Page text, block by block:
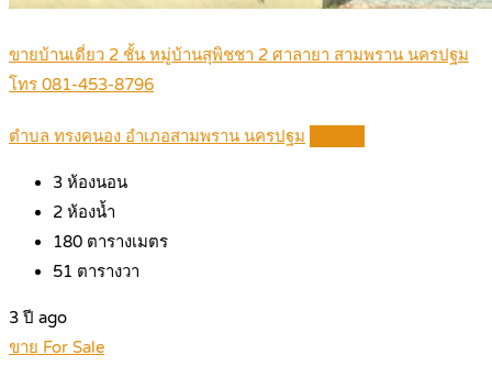
ขายบ้านเดี่ยว 2 ชั้น หมู่บ้านสุพิชชา 2 ศาลายา สามพราน นครปฐม
โทร 081-453-8796
ตำบล ทรงคนอง อำเภอสามพราน นครปฐม
3 ห้องนอน
2 ห้องน้ำ
180 ตารางเมตร
51 ตารางวา
3 ปี ago
ขาย For Sale